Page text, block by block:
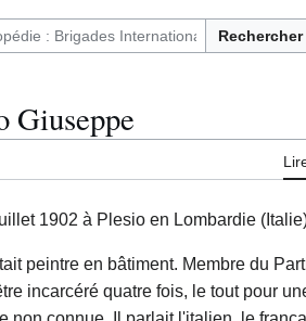
français et immigrés en Espagne
Rechercher
1902 à Plesio en Lombardie
peintre en bâtiment. Membre du
incarcéré quatre fois, le tout pour